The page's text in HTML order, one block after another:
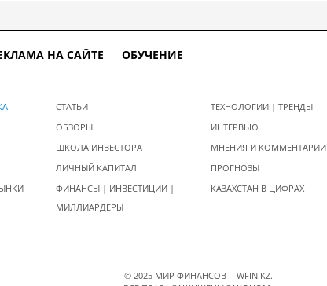
НА САЙТЕ ОБУЧЕНИЕ
СТАТЬИ
ОБЗОРЫ
ШКОЛА ИНВЕСТОРА
ЛИЧНЫЙ КАПИТАЛ
ФИНАНСЫ | ИНВЕСТИЦИИ |
МИЛЛИАРДЕРЫ
ТЕХНОЛОГИИ | ТРЕНДЫ
ИНТЕРВЬЮ
МНЕНИЯ И КОММЕНТАРИИ
ПРОГНОЗЫ
КАЗАХСТАН В ЦИФРАХ
© 2025 МИР ФИНАНСОВ - WFIN.KZ.